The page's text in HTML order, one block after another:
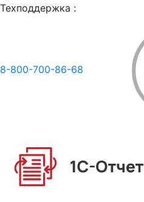
Техподдержка :
8-800-700-86-68